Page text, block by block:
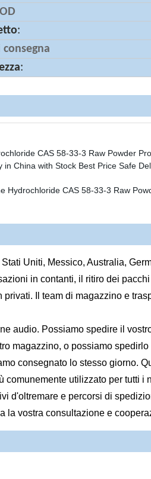
:
:
Uniti, Messico, Australia,
in contanti, il ritiro dei pacchi
Il team di magazzino e
audio. Possiamo spedire il
magazzino, o possiamo
consegnato lo stesso giorno.
comunemente utilizzato per tutti i
d'oltremare e percorsi di
la vostra consultazione e